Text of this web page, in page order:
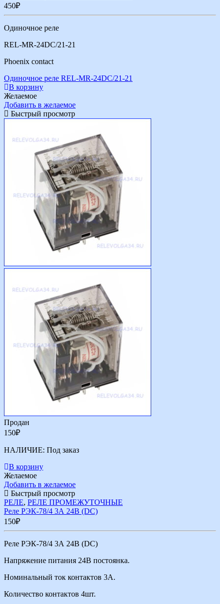
450₽
Одиночное реле
RЕL-MR-24DC/21-21
Phoenix contact
Одиночное реле RЕL-MR-24DC/21-21
В корзину
Желаемое
Добавить в желаемое
Быстрый просмотр
Продан
150₽
НАЛИЧИЕ: Под заказ
В корзину
Желаемое
Добавить в желаемое
Быстрый просмотр
РЕЛЕ, РЕЛЕ ПРОМЕЖУТОЧНЫЕ
Реле РЭК-78/4 3А 24В (DС)
150₽
Реле РЭК-78/4 3А 24В (DС)
Напряжение питания 24В постоянка.
Номинальный ток контактов 3А.
Количество контактов 4шт.